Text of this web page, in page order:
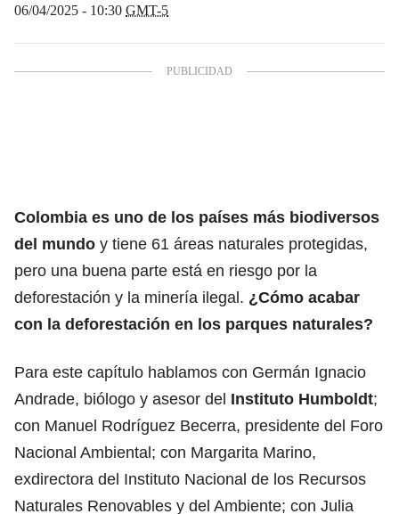
06/04/2025 - 10:30 GMT-5
Colombia es uno de los países más biodiversos
del mundo y tiene 61 áreas naturales protegidas,
pero una buena parte está en riesgo por la
deforestación y la minería ilegal. ¿Cómo acabar
con la deforestación en los parques naturales?
Para este capítulo hablamos con Germán Ignacio
Andrade, biólogo y asesor del Instituto Humboldt;
con Manuel Rodríguez Becerra, presidente del Foro
Nacional Ambiental; con Margarita Marino,
exdirectora del Instituto Nacional de los Recursos
Naturales Renovables y del Ambiente; con Julia